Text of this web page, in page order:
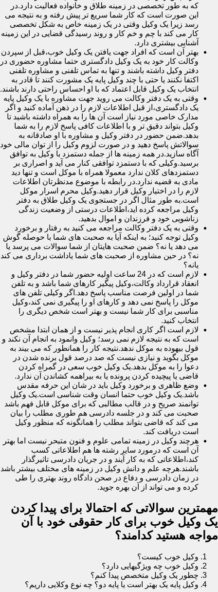
که به طور تخصصی در زمینه طلاق و خانواده فعالیت دارد.در
این صورت است که کار شما سریع تر پیش رفته و به نتیجه می
رسد زیرا یک وکیل وقتی در یک زمینه خاص به شکل تخصصی
کار می کند با چم و خم کار و روند رسیدگی قضایی در این زمینه
آشنایی بیشتری دارد.
بهتر آن است که افراد جهت یافتن یک وکیل خوب،قبل از سپردن
وکالت کار خود به یک وکیل دادگستری حتما مشاوره حضوری در
دفتر وکیل داشته باشند و تنها به تماس تلفنی و مشاوره تلفنی
اکتفا نکنند یا حتی با چند وکیل پایه یک مشورت کنند تا قادر به
انتخاب یک وکیل قابل اعتماد که با او احساس راحتی دارند باشند.
وقتی به یک دفتر وکالت می روید جهت مشاوره با یک وکیل پایه
یک دادگستری،از قبل اطلاعات لازم را در ذهن آماده کنید و اگر
مدارک خاصی مورد نیاز است آن ها را به همراه داشته باشید تا
وکیل بتواند دقیق تر و با اطلاعات کافی پاسخ لازم را به شما
بدهد.ضمن حضور در دفتر وکیل و مشاوره با او صادقانه به
سوالاتش پاسخ دهید و در صورت لزوم وکیل را از توان مالی خود
آگاه سازید.در همه زمینه ها از جمله دستمزد با وکیل به توافق
برسید.وکیلی که با دستمزد توافقی کنار می آید و اصراری بر
دستمزدهای کلان ندارد معمولا همراه با موکل است و تنها دید
مادی به قضیه ندارد.در رابطه با موضوع مدنظرتان اطلاعات
لازم را در اختیار وکیل قرار دهید.وکیل محرم اسرار موکل
است.به طور مثال اگر در جستجوی یک وکیل طلاق به دفتر
وکیل مراجعه کرده اید،اطلاعات درستی از وضعیت زندگی
زناشویی خود و فرزندان و اموال بدهید.
وقتی به یک دفتر وکالت مراجعه می کنید به رفتار و برخورد
وکیل توجه کنید؛ به اینکه آیا به صحبت های شما با حوصله گوش
می دهد یا نه؟ ضمن صحبت هایتان از شما سوالات می پرسد یا
نه؟ در حین مشاوره از صحبت های شما یاداشت برداری می کند
یانه؟
لازم است که در 24 ساعت اولیه حضور شما در دفتر وکیل و
انعقاد قرارداد وکالت،وکیل پیگیر کارهای شما باشد و به تلفن
شما در اولین فرصت مناسب پاسخ دهد.اگر وکیلی تلفن های
موکل را پاسخ نمی دهد و کارهای او را پیگیری نمی کند،وکیل
مناسبی برای کار شما نیست و بهتر است شخص دیگری را
انتخاب کنید.
لازم است اگر کاری انجام پذیر نیست و از همان ابتدا مشخص
است که به نتیجه لازم نمی رسد؛ وکیل وانمود به انجام آن نکند و
قول بیهوده به موکل ندهد.نتیجه کار را همانطور که می بیند به
موکل بگوید و نیازی نیست که صد درصد قول برنده شدن در
دعوا را به موکل بدهد.یک وکیل خوب سعی در گمراه کردن
قاضی یا پیچیده کردن پرونده یا به بیراهمه کشاندن آن ندارد.
وضع ظاهری و برخورد وکیل باید در شان این حرفه مقدس
باشد.یک وکیل خوب حتما انسان وقت شناسی است.یک وکیل
توانمند صریح و در قالب مطالبی که برای موکل قابل فهم باشد
صحبت می کند و در جلسه دادرسی هم طوری مطلب را بیان
می کند که قاضی بتواند مطلب را همانگونه که منظور وکیل
است دریافت کند.
هرچند وکیل در زمینه تمامی علوم و فنون متبحر نیست اما بهتر
آن است که درمورد سایر رشته ها هم اطلاعاتی کسب
کند،اطلاعاتی که به کار آیند و در جریان دادرسی تاثیرگذار
باشند.هرچه علم و دانش وکیل در زمینه های مختلف بیشتر باشد
در زمان دادرسی و دفاع در صحن دادگاه روند بهتری را طی
کرده و می تواند از آن بهره جوید.
مهمترین سوالاتی که احتمالا برای پیدا کردن
یک وکیل خوب برای کار حقوقی خود با آن
مواجه هستید کدامند؟
وکیل خوب کیست؟
وکیل خوب چه ویژگیهایی دارد؟
چطور یک وکیل متخصص پیدا کنم؟
وکیل پایه یک بهتر است یا پایه دو؟ چه نوع وکلایی داریم؟